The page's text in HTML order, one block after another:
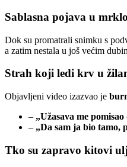
Sablasna pojava u
Dok su promatrali snimku s
a zatim nestala u još većim
Strah koji ledi krv u
Objavljeni video izazvao je
– „Užasava me
– „Da sam ja bio tamo,
Tko su zapravo kitovi